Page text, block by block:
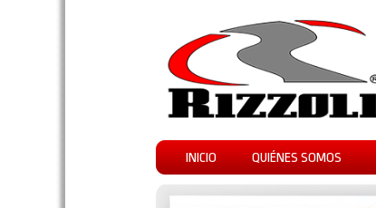
INICIO QUIÉNES SOMOS